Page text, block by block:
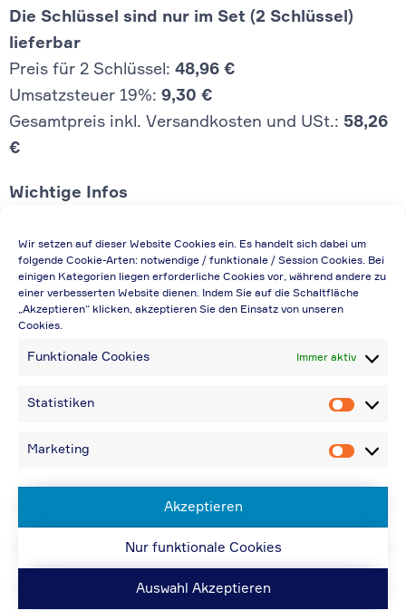
Wir setzen auf dieser Website Cookies ein. Es handelt sich dabei um
folgende Cookie-Arten: notwendige / funktionale / Session Cookies. Bei
einigen Kategorien liegen erforderliche Cookies vor, während andere zu
einer verbesserten Website dienen. Indem Sie auf die Schaltfläche
„Akzeptieren“ klicken, akzeptieren Sie den Einsatz von unseren
Cookies.
Funktionale Cookies Immer aktiv
Statistiken
Marketing
Akzeptieren
Nur funktionale Cookies
Auswahl Akzeptieren
Die Schlüssel sind nur im Set (2 Schlüssel)
lieferbar
Preis für 2 Schlüssel: 48,96 €
Umsatzsteuer 19%: 9,30 €
Gesamtpreis inkl. Versandkosten und USt.: 58,26
€
Wichtige Infos
Die Preisangabe gilt auch für
Handelsbetriebe (Netto-Preis, ohne
Rabattabzug)
Falls durch Falschangaben im Bestellformular
Bei Rückfragen können Sie uns über die E-
Bei Angabe von USt-IdNr und Bestellungen
| Website: ORIS